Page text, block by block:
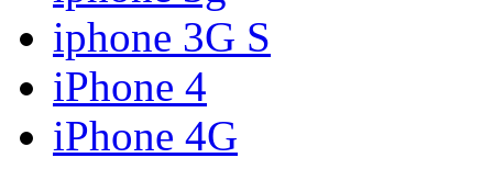
iphone 3G S
iPhone 4
iPhone 4G